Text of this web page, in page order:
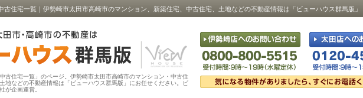
古住宅一覧｜伊勢崎市太田市高崎市のマンション、新築住宅、中古住宅、土地などの不動産情報は「ビューハウス群馬版」
中古住宅一覧」のページ。伊勢崎市太田市高崎市のマンション・中古住
地などの不動産情報は「ビューハウス群馬版」にお任せください。ビ
が企画運営。